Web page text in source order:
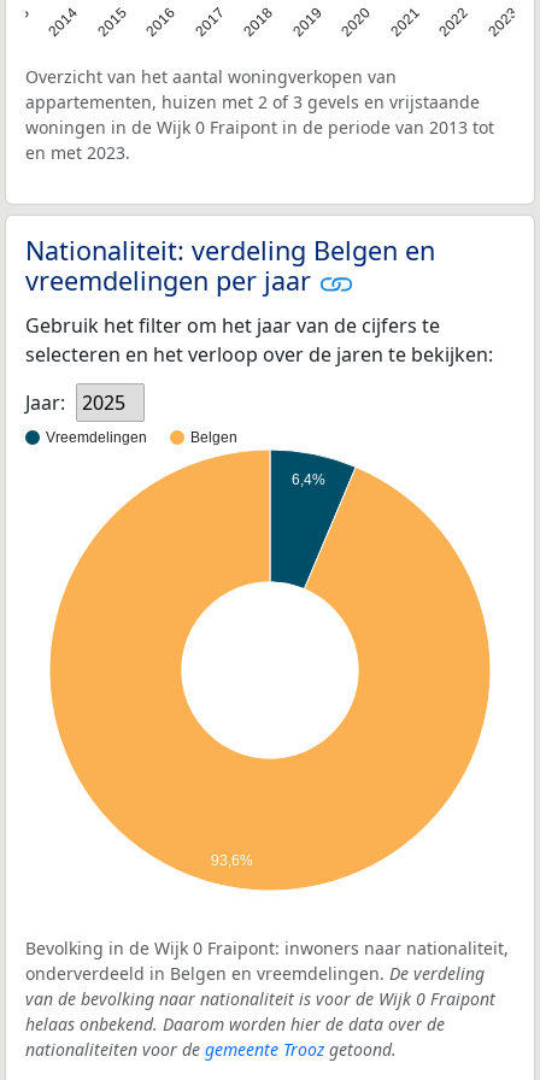
2014 2015 2016 2017 2018 2019 2020 2021 2022 2023
Overzicht van het aantal woningverkopen van
appartementen, huizen met 2 of 3 gevels en vrijstaande
woningen in de Wijk 0 Fraipont in de periode van 2013 tot
en met 2023.
Nationaliteit: verdeling Belgen en
vreemdelingen per jaar
Gebruik het filter om het jaar van de cijfers te
selecteren en het verloop over de jaren te bekijken:
Jaar:
2025
Vreemdelingen Belgen
6,4%
93,6%
Bevolking in de Wijk 0 Fraipont: inwoners naar nationaliteit,
onderverdeeld in Belgen en vreemdelingen. De verdeling
van de bevolking naar nationaliteit is voor de Wijk 0 Fraipont
helaas onbekend. Daarom worden hier de data over de
nationaliteiten voor de gemeente Trooz getoond.